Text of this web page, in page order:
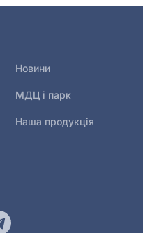
Новини
МДЦ і парк
Наша продукція